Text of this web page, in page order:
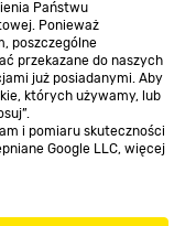
Państwu
Ponieważ
poszczególne
przekazane do naszych
już posiadanymi. Aby
których używamy, lub
i pomiaru skuteczności
Google LLC, więcej